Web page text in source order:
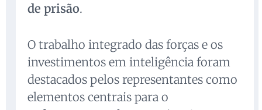
de prisão.
O trabalho integrado das forças e os
investimentos em inteligência foram
destacados pelos representantes como
elementos centrais para o